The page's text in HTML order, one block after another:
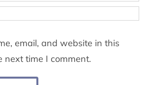
email, and website in this
next time I comment.